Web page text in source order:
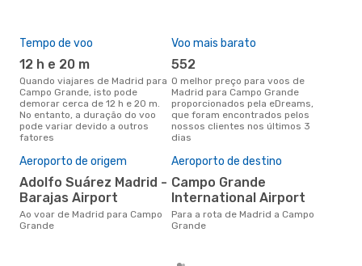
Tempo de voo
12 h e 20 m
Quando viajares de Madrid para
Campo Grande, isto pode
demorar cerca de 12 h e 20 m.
No entanto, a duração do voo
pode variar devido a outros
fatores
Voo mais barato
552
O melhor preço para voos de
Madrid para Campo Grande
proporcionados pela eDreams,
que foram encontrados pelos
nossos clientes nos últimos 3
dias
Aeroporto de origem
Adolfo Suárez Madrid -
Barajas Airport
Ao voar de Madrid para Campo
Grande
Aeroporto de destino
Campo Grande
International Airport
Para a rota de Madrid a Campo
Grande